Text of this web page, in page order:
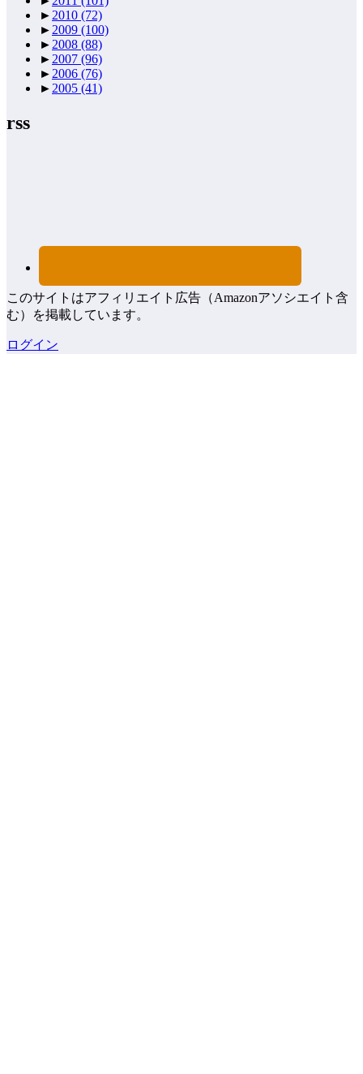
► 2010 (72)
► 2009 (100)
► 2008 (88)
► 2007 (96)
► 2006 (76)
► 2005 (41)
rss
このサイトはアフィリエイト広告（Amazonアソシエイト含
む）を掲載しています。
ログイン